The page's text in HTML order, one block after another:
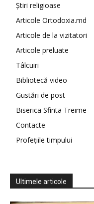
Știri religioase
Articole Ortodoxia.md
Articole de la vizitatori
Articole preluate
Tâlcuiri
Bibliotecă video
Gustări de post
Biserica Sfinta Treime
Contacte
Profețiile timpului
Ultimele articole